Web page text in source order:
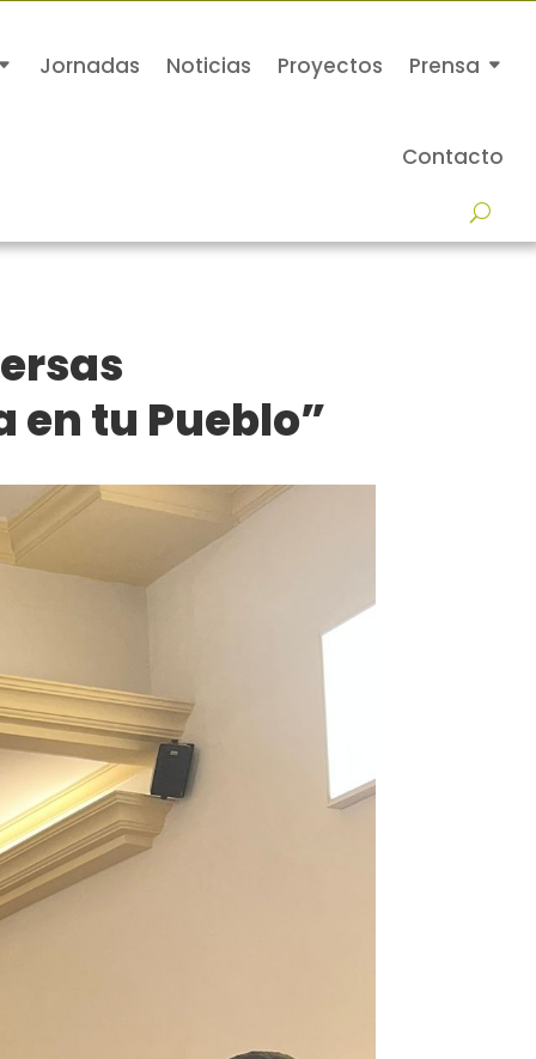
Jornadas Noticias Proyectos Prensa
Contacto
en tu Pueblo”